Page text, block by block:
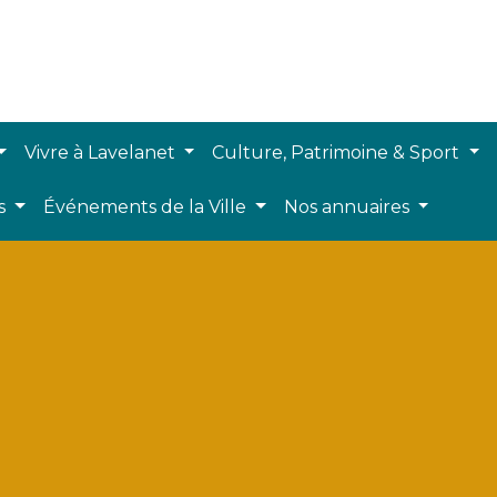
Vivre à Lavelanet Culture, Patrimoine & Sport
Événements de la Ville Nos annuaires